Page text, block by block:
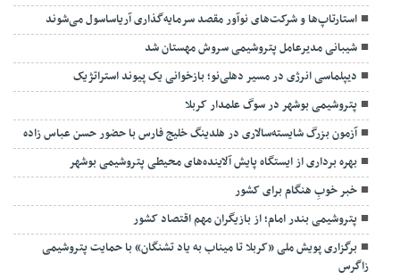
استارتاپ‌ها و شرکت‌های نوآور مقصد سرما‌یه‌گذاری آریاساسول می‌شوند
شیبانی مدیرعامل پتروشیمی سروش مهستان شد
دیپلماسی انرژی در مسیر دهلی‌نو؛ بازخوانی یک پیوند استراتژیک
پتروشیمی بوشهر در سوگ علمدار کربلا
آزمون بزرگ شایسته‌سالاری در هلدینگ خلیج فارس با حضور حسن عباس زاده
بهره برداری از ایستگاه پایش آلاینده‌های محیطی پتروشیمی بوشهر
خبر خوبِ هنگام برای کشور
پتروشیمی بندر امام؛ از بازیگران مهم اقتصاد کشور
برگزاری پویش ملی «کربلا تا میناب به یاد تشنگان» با حمایت پتروشیمی
زاگرس